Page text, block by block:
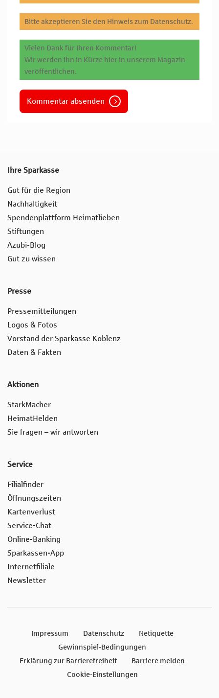
Bitte akzeptieren Sie den Hinweis zum Datenschutz.
Vielen Dank für Ihren Kommentar!
Wir werden ihn in Kürze hier in unserem Magazin
veröffentlichen.
Kommentar absenden
Ihre Sparkasse
Gut für die Region
Nachhaltigkeit
Spendenplattform Heimatlieben
Stiftungen
Azubi-Blog
Gut zu wissen
Presse
Pressemitteilungen
Logos & Fotos
Vorstand der Sparkasse Koblenz
Daten & Fakten
Aktionen
StarkMacher
HeimatHelden
Sie fragen – wir antworten
Service
Filialfinder
Öffnungszeiten
Kartenverlust
Service-Chat
Online-Banking
Sparkassen-App
Internetfiliale
Newsletter
Impressum Datenschutz
Netiquette
Gewinnspiel-Bedingungen
Erklärung zur Barrierefreiheit
Barriere melden
Cookie-Einstellungen